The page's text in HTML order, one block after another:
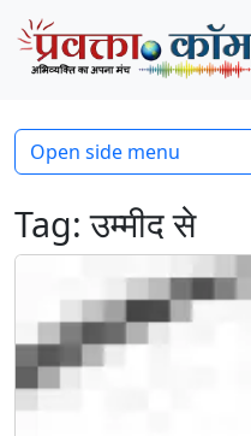
Skip to content
Skip to footer
Tag:उम्मीद से
Open side menu